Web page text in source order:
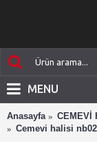
MENU
Anasayfa CEMEVİ
Cemevi halisi nb02